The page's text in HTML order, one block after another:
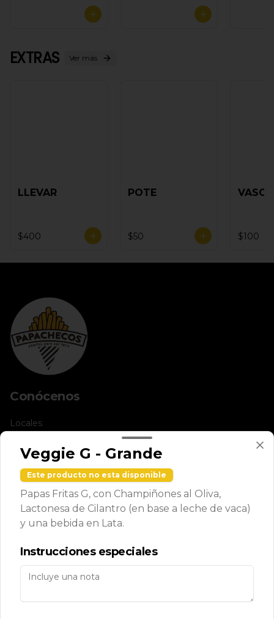
EXTRAS Ver más
LLEVAR
$400
POTE
$50
VASO
$100
Conócenos
Locales
Política de privacidad
Redes sociales
Instagram
Mi cuenta
Iniciar sesión
Veggie G - Grande
Este producto no esta disponible
Papas Fritas G, con Champiñones al Oliva,
Lactonesa de Cilantro (en base a leche de vaca)
y una bebida en Lata.
Instrucciones especiales